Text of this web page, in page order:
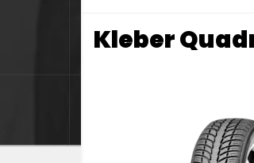
Kleber